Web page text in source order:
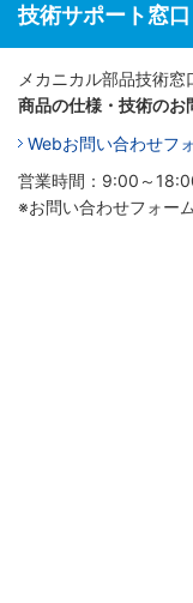
技術サポート窓口
メカニカル部品技術窓
商品の仕様・技術のお
Webお問い合わせフ
営業時間：9:00～
※お問い合わせフォー